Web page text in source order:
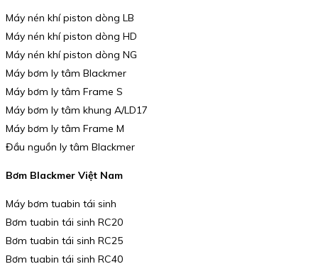
Máy nén khí piston dòng LB
Máy nén khí piston dòng HD
Máy nén khí piston dòng NG
Máy bơm ly tâm Blackmer
Máy bơm ly tâm Frame S
Máy bơm ly tâm khung A/LD17
Máy bơm ly tâm Frame M
Đầu nguồn ly tâm Blackmer
Bơm Blackmer Việt Nam
Máy bơm tuabin tái sinh
Bơm tuabin tái sinh RC20
Bơm tuabin tái sinh RC25
Bơm tuabin tái sinh RC40